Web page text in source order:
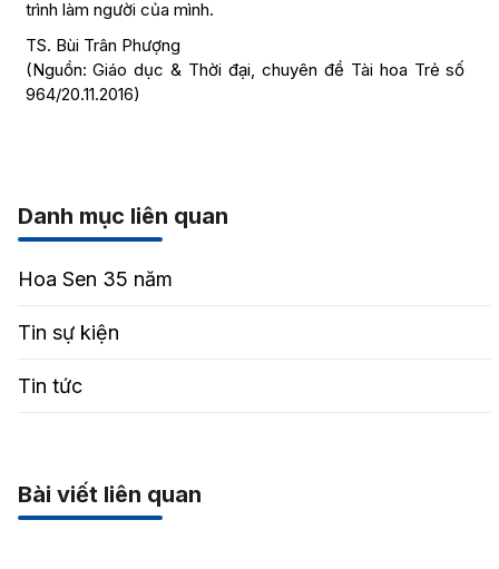
trình làm người của mình.
TS. Bùi Trân Phượng
(Nguồn: Giáo dục & Thời đại, chuyên đề Tài hoa Trẻ số
964/20.11.2016)
Danh mục liên quan
Hoa Sen 35 năm
Tin sự kiện
Tin tức
Bài viết liên quan